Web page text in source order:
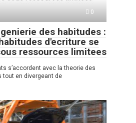
0
des habitudes :
d'ecriture se
ressources limitees
s’accordent avec la theorie des
tout en divergeant de